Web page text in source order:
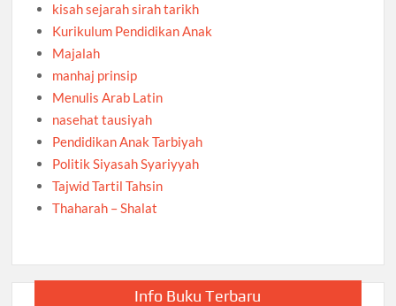
kisah sejarah sirah tarikh
Kurikulum Pendidikan Anak
Majalah
manhaj prinsip
Menulis Arab Latin
nasehat tausiyah
Pendidikan Anak Tarbiyah
Politik Siyasah Syariyyah
Tajwid Tartil Tahsin
Thaharah – Shalat
Info Buku Terbaru